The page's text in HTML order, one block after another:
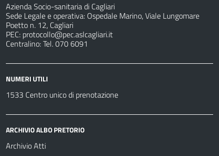
Azienda Socio-sanitaria di Cagliari
Sede Legale e operativa: Ospedale Marino, Viale Lungomare
Poetto n. 12, Cagliari
PEC: protocollo@pec.aslcagliari.it
Centralino: Tel. 070 6091
NUMERI UTILI
1533 Centro unico di prenotazione
ARCHIVIO ALBO PRETORIO
Archivio Atti